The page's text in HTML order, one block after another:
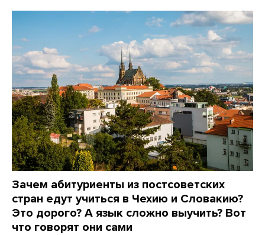
Зачем абитуриенты из постсоветских
стран едут учиться в Чехию и Словакию?
Это дорого? А язык сложно выучить? Вот
что говорят они сами